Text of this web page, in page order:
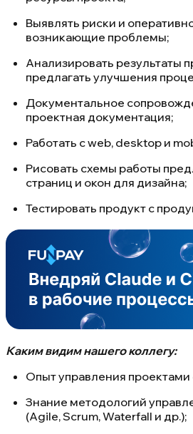
Выявлять риски и
возникающие проблемы;
Анализировать результаты
предлагать улучшения
Документальное
проектная документация;
Работать с web, desktop и
Рисовать схемы работы
страниц и окон для дизайна;
Тестировать продукт с
Каким видим нашего коллегу:
Опыт управления проектами
Знание методологий
(Agile, Scrum, Waterfall и др.);